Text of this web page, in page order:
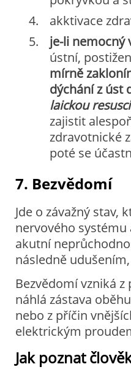
akktivace
je-li nemocný
ústní,
mírně
dýchání z úst
laickou
zajistit
zdravotnické
poté se
7. Bezvědomí
Jde o závažný
nervového
akutní
následně
Bezvědomí vzniká
náhlá zástava
nebo z příčin
elektrickým
Jak poznat